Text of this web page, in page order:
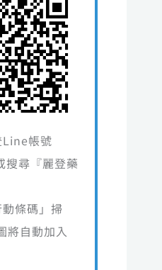
Line帳號
尋『麗登藥
條碼」掃
將自動加入